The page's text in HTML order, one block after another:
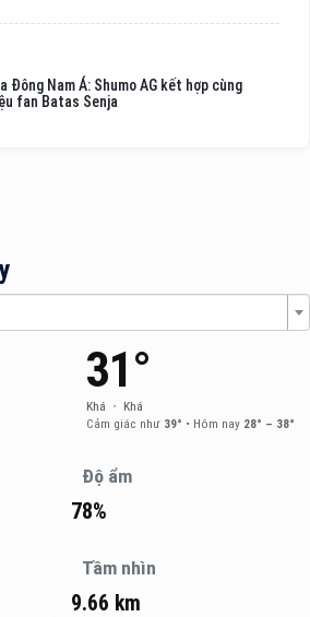
Đông Nam Á: Shumo AG kết hợp cùng
fan Batas Senja
31°
Khá • Khá
Cảm giác như 39° • Hôm nay 28° – 38°
Độ ẩm
78%
Tầm nhìn
9.66 km